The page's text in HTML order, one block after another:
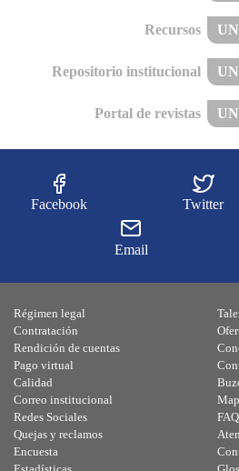
Recursos
Repositorio institucional
Portal de revistas
Facebook Twitter
Email
Régimen legal
Contratación
Rendición de cuentas
Pago virtual
Calidad
Correo institucional
Redes Sociales
Quejas y reclamos
Encuesta
FAQ